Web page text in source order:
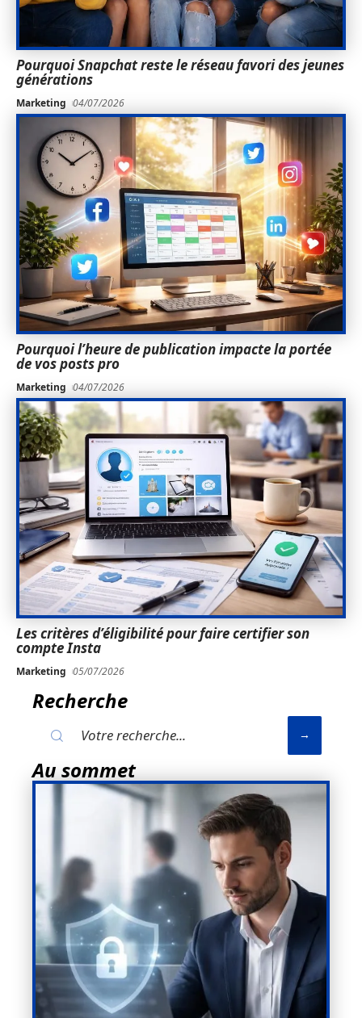
Pourquoi Snapchat reste le réseau favori des jeunes
générations
Marketing 04/07/2026
Pourquoi l’heure de publication impacte la portée
de vos posts pro
Marketing 04/07/2026
Les critères d’éligibilité pour faire certifier son
compte Insta
Marketing 05/07/2026
Recherche
Au sommet